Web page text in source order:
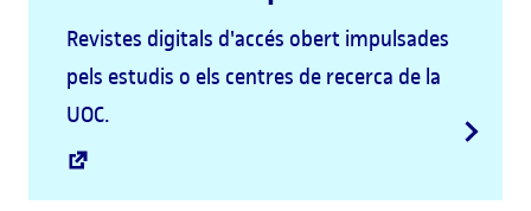
Revistes digitals d'accés obert impulsades
pels estudis o els centres de recerca de la
UOC.